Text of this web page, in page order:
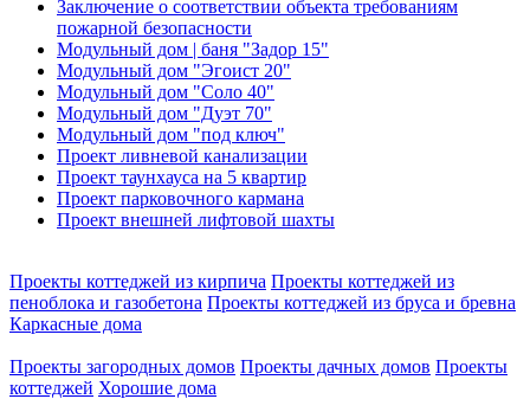
Заключение о соответствии объекта требованиям
пожарной безопасности
Модульный дом | баня "Задор 15"
Модульный дом "Эгоист 20"
Модульный дом "Соло 40"
Модульный дом "Дуэт 70"
Модульный дом "под ключ"
Проект ливневой канализации
Проект таунхауса на 5 квартир
Проект парковочного кармана
Проект внешней лифтовой шахты
Проекты коттеджей из кирпича Проекты коттеджей из
пеноблока и газобетона Проекты коттеджей из бруса и бревна
Каркасные дома
Проекты загородных домов Проекты дачных домов Проекты
коттеджей Хорошие дома